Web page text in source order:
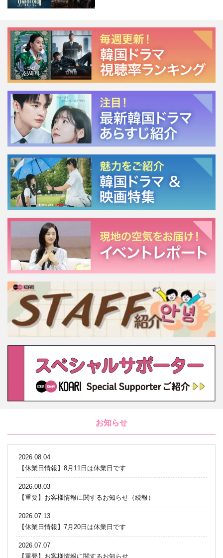
お知らせ
2026.08.04
【休業日情報】8月11日は休業日です
2026.08.03
【重要】お客様情報に関するお知らせ（続報）
2026.07.13
【休業日情報】7月20日は休業日です
2026.07.07
【重要】お客様情報に関するお知らせ